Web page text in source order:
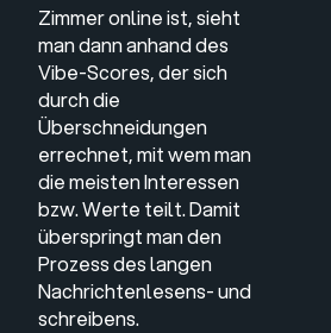
Zimmer online ist, sieht
man dann anhand des
Vibe-Scores, der sich
durch die
Überschneidungen
errechnet, mit wem man
die meisten Interessen
bzw. Werte teilt. Damit
überspringt man den
Prozess des langen
Nachrichtenlesens- und
schreibens.